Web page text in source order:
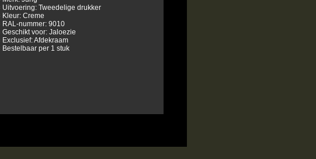
Uitvoering: Tweedelige drukker
Kleur: Creme
RAL-nummer: 9010
Geschikt voor: Jaloezie
Exclusief: Afdekraam
Bestelbaar per 1 stuk